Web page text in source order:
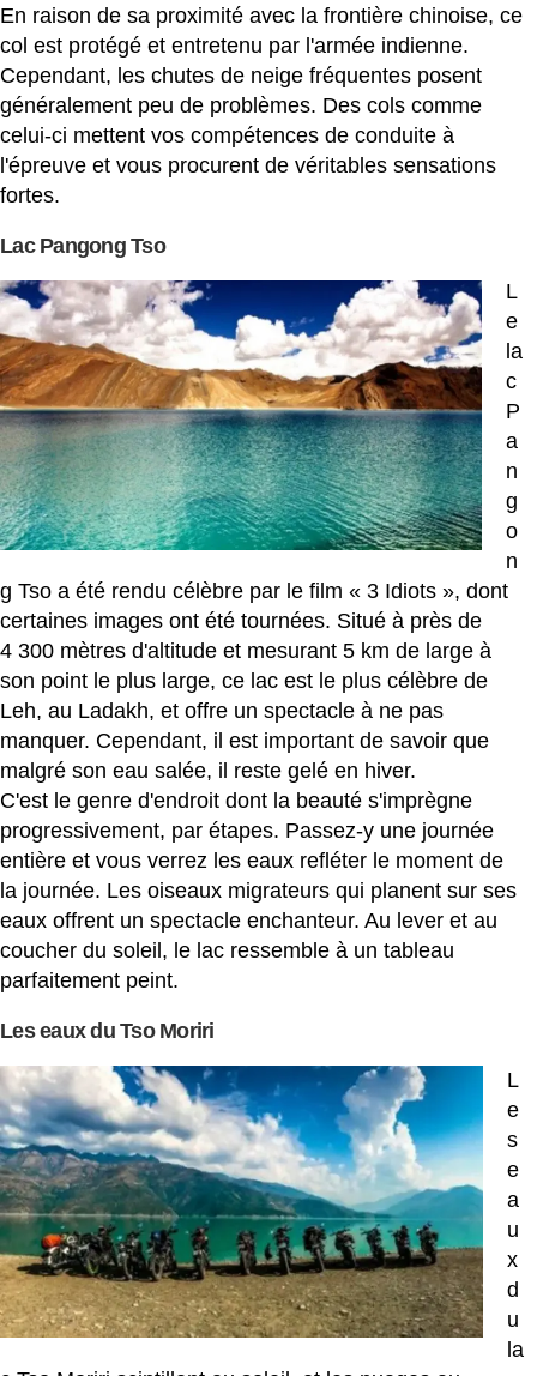
En raison de sa proximité avec la frontière chinoise, ce
col est protégé et entretenu par l'armée indienne.
Cependant, les chutes de neige fréquentes posent
généralement peu de problèmes. Des cols comme
celui-ci mettent vos compétences de conduite à
l'épreuve et vous procurent de véritables sensations
fortes.
Lac Pangong Tso
L
e
la
c
P
a
n
g
o
n
g Tso a été rendu célèbre par le film « 3 Idiots », dont
certaines images ont été tournées. Situé à près de
4 300 mètres d'altitude et mesurant 5 km de large à
son point le plus large, ce lac est le plus célèbre de
Leh, au Ladakh, et offre un spectacle à ne pas
manquer. Cependant, il est important de savoir que
malgré son eau salée, il reste gelé en hiver.
C'est le genre d'endroit dont la beauté s'imprègne
progressivement, par étapes. Passez-y une journée
entière et vous verrez les eaux refléter le moment de
la journée. Les oiseaux migrateurs qui planent sur ses
eaux offrent un spectacle enchanteur. Au lever et au
coucher du soleil, le lac ressemble à un tableau
parfaitement peint.
Les eaux du Tso Moriri
L
e
s
e
a
u
x
d
u
la